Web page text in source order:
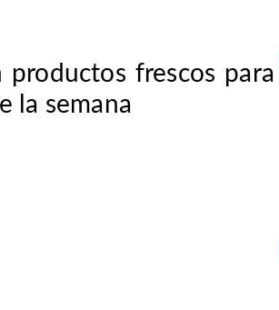
productos frescos para
la semana